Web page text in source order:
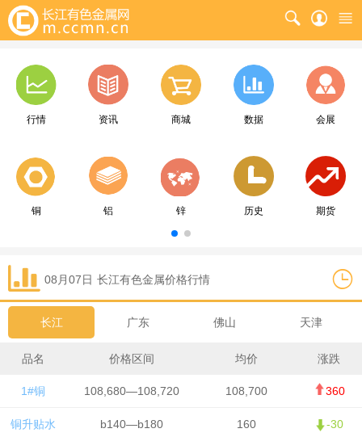
行情 资讯 商城 数据 会展
铜 铝 锌 历史 期货
08月07日 长江有色金属价格行情
长江 广东 佛山 天津
品名 价格区间 均价 涨跌
1#铜 108,680—108,720 108,700 360
铜升贴水 b140—b180 160 -30